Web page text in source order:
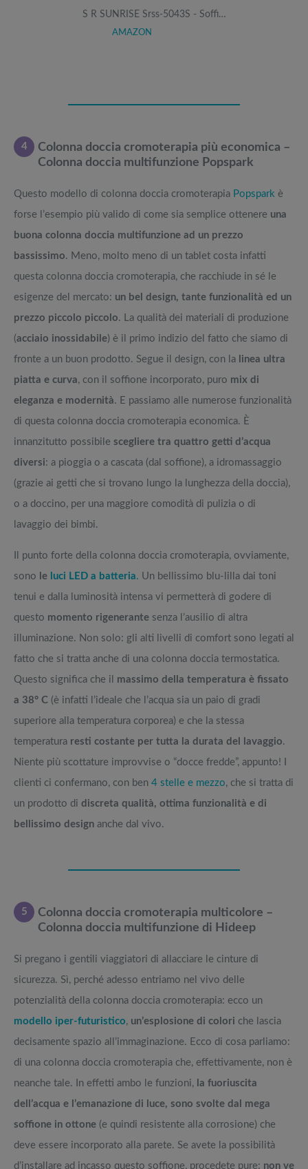
S R SUNRISE Srss-5043S - Soffi…
AMAZON
4
Colonna doccia cromoterapia più economica –
Colonna doccia multifunzione Popspark
Questo modello di colonna doccia cromoterapia Popspark è
forse l’esempio più valido di come sia semplice ottenere una
buona colonna doccia multifunzione ad un prezzo
bassissimo. Meno, molto meno di un tablet costa infatti
questa colonna doccia cromoterapia, che racchiude in sé le
esigenze del mercato: un bel design, tante funzionalità ed un
prezzo piccolo piccolo. La qualità dei materiali di produzione
(acciaio inossidabile) è il primo indizio del fatto che siamo di
fronte a un buon prodotto. Segue il design, con la linea ultra
piatta e curva, con il soffione incorporato, puro mix di
eleganza e modernità. E passiamo alle numerose funzionalità
di questa colonna doccia cromoterapia economica. È
innanzitutto possibile scegliere tra quattro getti d’acqua
diversi: a pioggia o a cascata (dal soffione), a idromassaggio
(grazie ai getti che si trovano lungo la lunghezza della doccia),
o a doccino, per una maggiore comodità di pulizia o di
lavaggio dei bimbi.
Il punto forte della colonna doccia cromoterapia, ovviamente,
sono le luci LED a batteria. Un bellissimo blu-lilla dai toni
tenui e dalla luminosità intensa vi permetterà di godere di
questo momento rigenerante senza l’ausilio di altra
illuminazione. Non solo: gli alti livelli di comfort sono legati al
fatto che si tratta anche di una colonna doccia termostatica.
Questo significa che il massimo della temperatura è fissato
a 38° C (è infatti l’ideale che l’acqua sia un paio di gradi
superiore alla temperatura corporea) e che la stessa
temperatura resti costante per tutta la durata del lavaggio.
Niente più scottature improvvise o “docce fredde”, appunto! I
clienti ci confermano, con ben 4 stelle e mezzo, che si tratta di
un prodotto di discreta qualità, ottima funzionalità e di
bellissimo design anche dal vivo.
5
Colonna doccia cromoterapia multicolore –
Colonna doccia multifunzione di Hideep
Si pregano i gentili viaggiatori di allacciare le cinture di
sicurezza. Sì, perché adesso entriamo nel vivo delle
potenzialità della colonna doccia cromoterapia: ecco un
modello iper-futuristico, un’esplosione di colori che lascia
decisamente spazio all’immaginazione. Ecco di cosa parliamo:
di una colonna doccia cromoterapia che, effettivamente, non è
neanche tale. In effetti ambo le funzioni, la fuoriuscita
dell’acqua e l’emanazione di luce, sono svolte dal mega
soffione in ottone (e quindi resistente alla corrosione) che
deve essere incorporato alla parete. Se avete la possibilità
d’installare ad incasso questo soffione, procedete pure: non ve